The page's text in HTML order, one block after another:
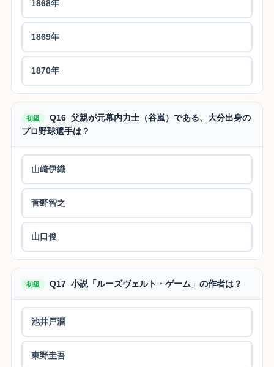
1868年
1869年
1870年
初級
Q16 父親が元幕内力士（谷嵐）である、大分出身の
プロ野球選手は？
山崎伊織
菅野智之
山口俊
初級 Q17 小説「ルーズヴェルト・ゲーム」の作者は？
池井戸潤
東野圭吾